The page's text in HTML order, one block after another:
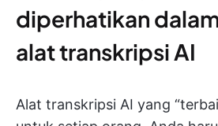
diperhatikan
alat transkripsi AI
Alat transkripsi AI yang